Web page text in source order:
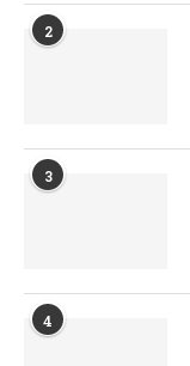
2
3
4